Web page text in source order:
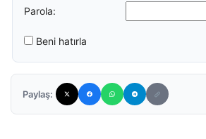
Parola:
Beni hatırla
Paylaş: